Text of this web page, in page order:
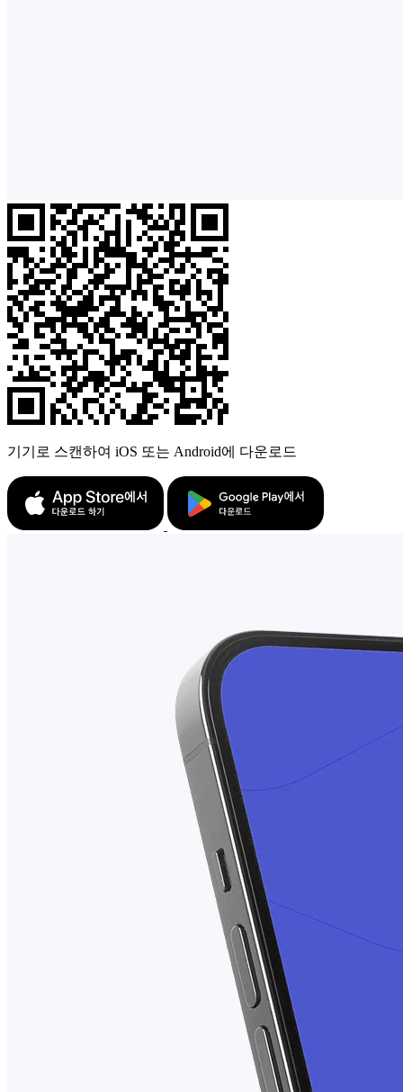
기기로 스캔하여 iOS 또는 Android에 다운로드